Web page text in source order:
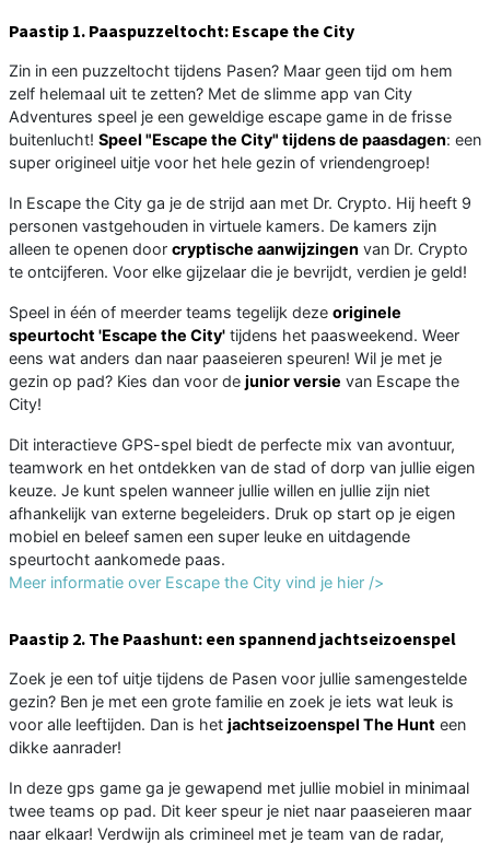
Paastip 1. Paaspuzzeltocht: Escape the City
Zin in een puzzeltocht tijdens Pasen? Maar geen tijd om hem
zelf helemaal uit te zetten? Met de slimme app van City
Adventures speel je een geweldige escape game in de frisse
buitenlucht! Speel "Escape the City" tijdens de paasdagen: een
super origineel uitje voor het hele gezin of vriendengroep!
In Escape the City ga je de strijd aan met Dr. Crypto. Hij heeft 9
personen vastgehouden in virtuele kamers. De kamers zijn
alleen te openen door cryptische aanwijzingen van Dr. Crypto
te ontcijferen. Voor elke gijzelaar die je bevrijdt, verdien je geld!
Speel in één of meerder teams tegelijk deze originele
speurtocht 'Escape the City' tijdens het paasweekend. Weer
eens wat anders dan naar paaseieren speuren! Wil je met je
gezin op pad? Kies dan voor de junior versie van Escape the
City!
Dit interactieve GPS-spel biedt de perfecte mix van avontuur,
teamwork en het ontdekken van de stad of dorp van jullie eigen
keuze. Je kunt spelen wanneer jullie willen en jullie zijn niet
afhankelijk van externe begeleiders. Druk op start op je eigen
mobiel en beleef samen een super leuke en uitdagende
speurtocht aankomede paas.
Meer informatie over Escape the City vind je hier />
Paastip 2. The Paashunt: een spannend jachtseizoenspel
Zoek je een tof uitje tijdens de Pasen voor jullie samengestelde
gezin? Ben je met een grote familie en zoek je iets wat leuk is
voor alle leeftijden. Dan is het jachtseizoenspel The Hunt een
dikke aanrader!
In deze gps game ga je gewapend met jullie mobiel in minimaal
twee teams op pad. Dit keer speur je niet naar paaseieren maar
naar elkaar! Verdwijn als crimineel met je team van de radar,